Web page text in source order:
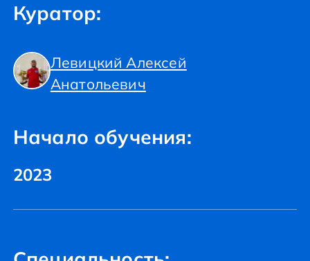
Куратор:
Левицкий Алексей
Анатольевич
Начало обучения:
2023